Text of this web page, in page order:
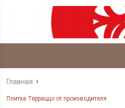
Главная
Плитка Терраццо от производителя